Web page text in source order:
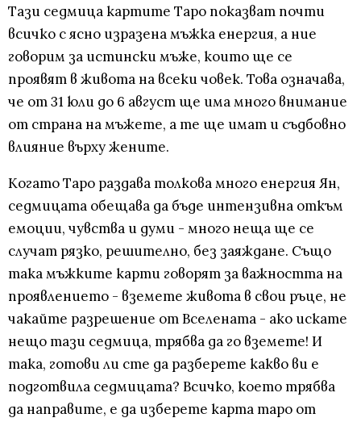
Тази седмица картите Таро показват почти
всичко с ясно изразена мъжка енергия, а ние
говорим за истински мъже, които ще се
проявят в живота на всеки човек. Това означава,
че от 31 юли до 6 август ще има много внимание
от страна на мъжете, а те ще имат и съдбовно
влияние върху жените.
Когато Таро раздава толкова много енергия Ян,
седмицата обещава да бъде интензивна откъм
емоции, чувства и думи - много неща ще се
случат рязко, решително, без заяждане. Също
така мъжките карти говорят за важността на
проявлението - вземете живота в свои ръце, не
чакайте разрешение от Вселената - ако искате
нещо тази седмица, трябва да го вземете! И
така, готови ли сте да разберете какво ви е
подготвила седмицата? Всичко, което трябва
да направите, е да изберете карта таро от